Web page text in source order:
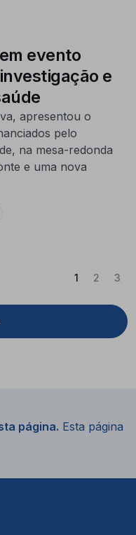
evento
e
apresentou o
pelo
na mesa-redonda
e uma nova
1 (Atual)
2 3
página. Esta página